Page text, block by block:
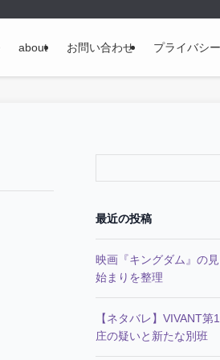
about お問い合わせ プライバシ
最近の投稿
映画『キングダム』の
始まりを整理
【ネタバレ】VIVANT
庄の疑いと新たな別班